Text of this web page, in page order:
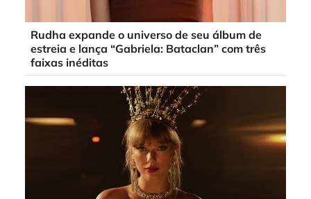
Rudha expande o universo de seu álbum de
estreia e lança “Gabriela: Bataclan” com três
faixas inéditas